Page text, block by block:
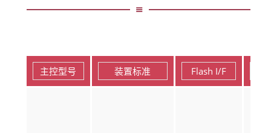
主控型号 装置标准 Flash I/F